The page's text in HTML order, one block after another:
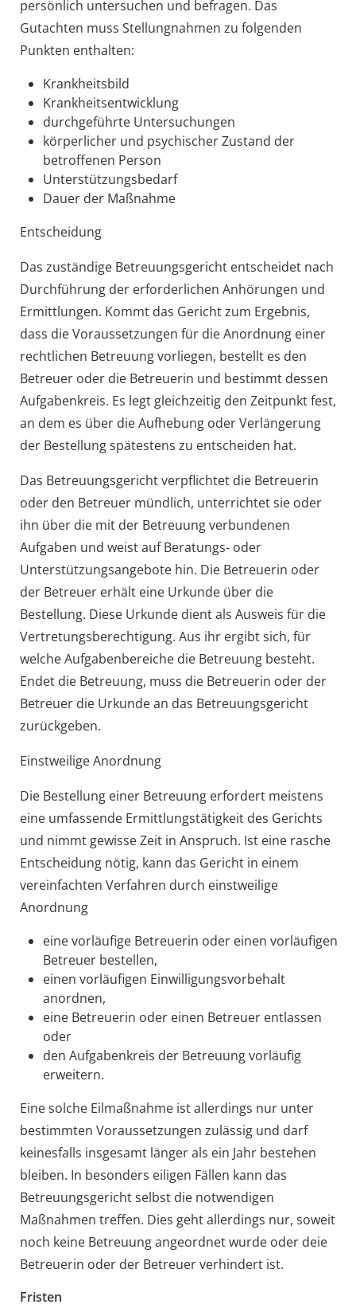
persönlich untersuchen und befragen. Das
Gutachten muss Stellungnahmen zu folgenden
Punkten enthalten:
Krankheitsbild
Krankheitsentwicklung
durchgeführte Untersuchungen
körperlicher und psychischer Zustand der
betroffenen Person
Unterstützungsbedarf
Dauer der Maßnahme
Entscheidung
Das zuständige Betreuungsgericht entscheidet nach
Durchführung der erforderlichen Anhörungen und
Ermittlungen. Kommt das Gericht zum Ergebnis,
dass die Voraussetzungen für die Anordnung einer
rechtlichen Betreuung vorliegen, bestellt es den
Betreuer oder die Betreuerin und bestimmt dessen
Aufgabenkreis. Es legt gleichzeitig den Zeitpunkt fest,
an dem es über die Aufhebung oder Verlängerung
der Bestellung spätestens zu entscheiden hat.
Das Betreuungsgericht verpflichtet die Betreuerin
oder den Betreuer mündlich, unterrichtet sie oder
ihn über die mit der Betreuung verbundenen
Aufgaben und weist auf Beratungs- oder
Unterstützungsangebote hin. Die Betreuerin oder
der Betreuer erhält eine Urkunde über die
Bestellung. Diese Urkunde dient als Ausweis für die
Vertretungsberechtigung. Aus ihr ergibt sich, für
welche Aufgabenbereiche die Betreuung besteht.
Endet die Betreuung, muss die Betreuerin oder der
Betreuer die Urkunde an das Betreuungsgericht
zurückgeben.
Einstweilige Anordnung
Die Bestellung einer Betreuung erfordert meistens
eine umfassende Ermittlungstätigkeit des Gerichts
und nimmt gewisseZeit in Anspruch. Ist eine rasche
Entscheidung nötig, kann das Gericht in einem
vereinfachten Verfahren durch einstweilige
Anordnung
eine vorläufige Betreuerin oder einen vorläufigen
Betreuer bestellen,
einen vorläufigen Einwilligungsvorbehalt
anordnen,
eine Betreuerin oder einen Betreuer entlassen
oder
den Aufgabenkreis der Betreuung vorläufig
erweitern.
Eine solche Eilmaßnahme ist allerdings nur unter
bestimmten Voraussetzungen zulässig und darf
keinesfalls insgesamt länger als ein Jahr bestehen
bleiben. In besonders eiligen Fällen kann das
Betreuungsgericht selbst die notwendigen
Maßnahmen treffen. Dies geht allerdings nur, soweit
noch keine Betreuung angeordnet wurde oder deie
Betreuerin oder der Betreuer verhindert ist.
Fristen